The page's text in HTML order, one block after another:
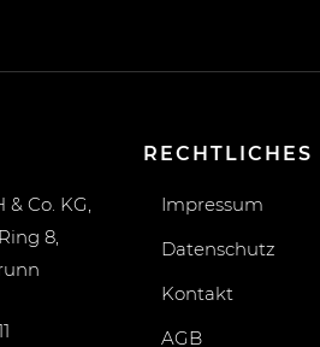
Co. KG,
8,
RECHTLICHES
Impressum
Datenschutz
Kontakt
AGB